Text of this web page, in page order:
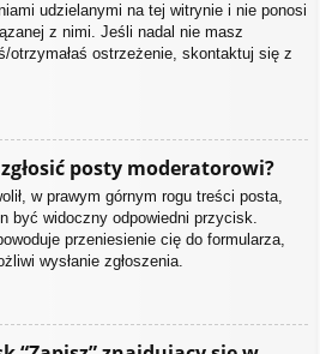
udzielanymi na tej witrynie i nie ponosi
z nimi. Jeśli nadal nie masz
otrzymałaś ostrzeżenie, skontaktuj się z
posty moderatorowi?
w prawym górnym rogu treści posta,
być widoczny odpowiedni przycisk.
przeniesienie cię do formularza,
wysłanie zgłoszenia.